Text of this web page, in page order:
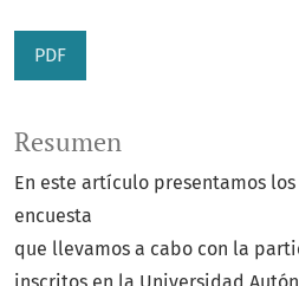
PDF
Resumen
En este artículo presentamos
encuesta
que llevamos a cabo con la